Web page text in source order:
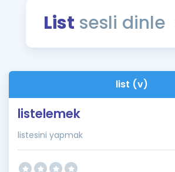
Blog
İngilizce Gramer
List sesli dinle
list (v)
listelemek
listesini yapmak